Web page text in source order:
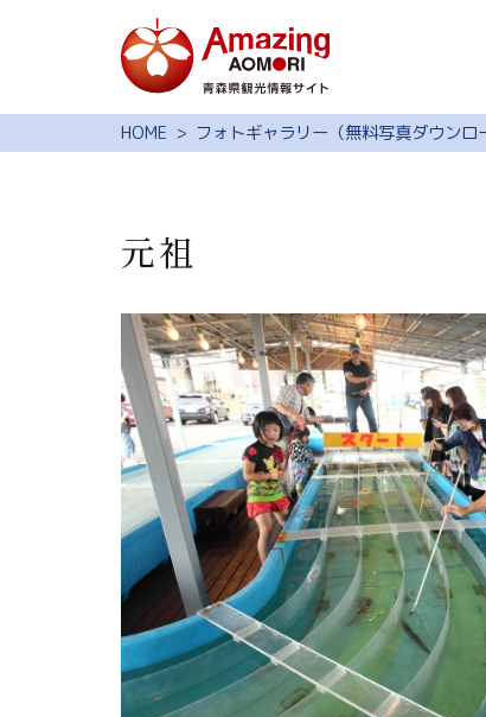
特集
スポット・体験
サイト内検索
行きたいリスト
動画ライブラリ
よくある質問
関連リンク集
日本語
繁体中文
HOME フォトギャラリー（無料写真ダウンロ
元祖